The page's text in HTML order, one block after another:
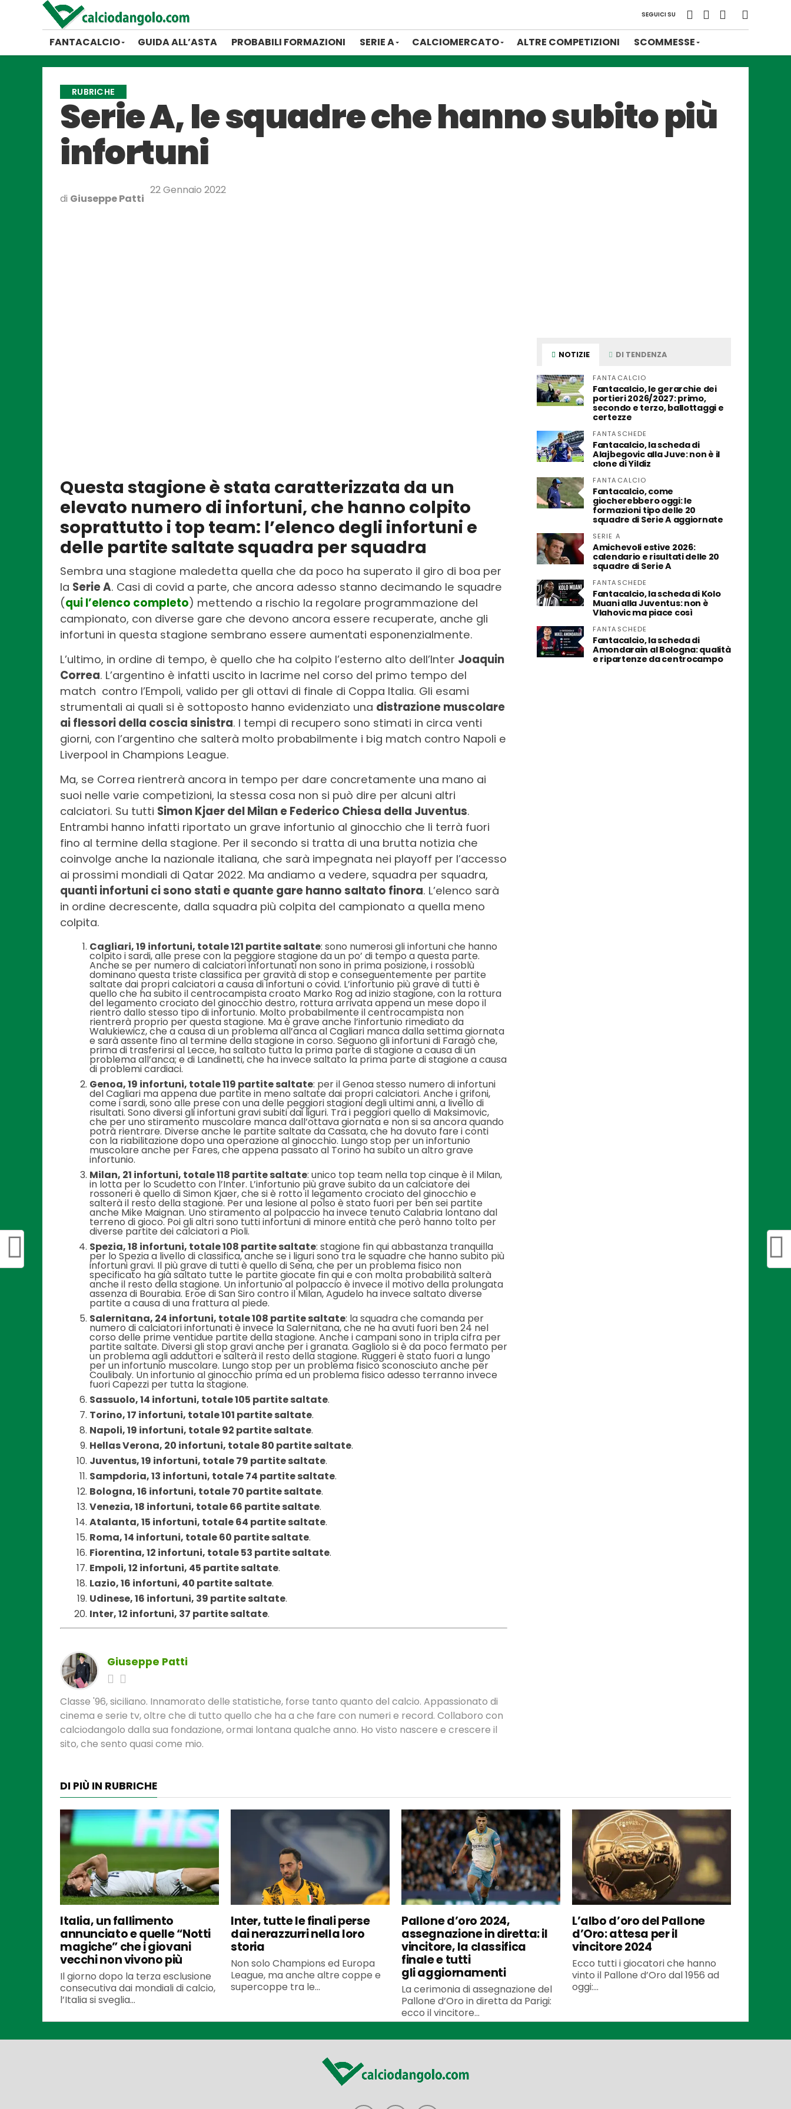
SEGUICI SU
FANTACALCIO GUIDA ALL’ASTA PROBABILI FORMAZIONI SERIE A CALCIOMERCATO ALTRE COMPETIZIONI SCOMMESSE
RUBRICHE
Serie A, le squadre che hanno subito più
infortuni
di Giuseppe Patti
22 Gennaio 2022
Questa stagione è stata caratterizzata da un
elevato numero di infortuni, che hanno colpito
soprattutto i top team: l’elenco degli infortuni e
delle partite saltate squadra per squadra
Sembra una stagione maledetta quella che da poco ha superato il giro di boa per
la Serie A. Casi di covid a parte, che ancora adesso stanno decimando le squadre
(qui l’elenco completo) mettendo a rischio la regolare programmazione del
campionato, con diverse gare che devono ancora essere recuperate, anche gli
infortuni in questa stagione sembrano essere aumentati esponenzialmente.
L’ultimo, in ordine di tempo, è quello che ha colpito l’esterno alto dell’Inter Joaquin
Correa. L’argentino è infatti uscito in lacrime nel corso del primo tempo del
match contro l’Empoli, valido per gli ottavi di finale di Coppa Italia. Gli esami
strumentali ai quali si è sottoposto hanno evidenziato una distrazione muscolare
ai flessori della coscia sinistra. I tempi di recupero sono stimati in circa venti
giorni, con l’argentino che salterà molto probabilmente i big match contro Napoli e
Liverpool in Champions League.
Ma, se Correa rientrerà ancora in tempo per dare concretamente una mano ai
suoi nelle varie competizioni, la stessa cosa non si può dire per alcuni altri
calciatori. Su tutti Simon Kjaer del Milan e Federico Chiesa della Juventus.
Entrambi hanno infatti riportato un grave infortunio al ginocchio che li terrà fuori
fino al termine della stagione. Per il secondo si tratta di una brutta notizia che
coinvolge anche la nazionale italiana, che sarà impegnata nei playoff per l’accesso
ai prossimi mondiali di Qatar 2022. Ma andiamo a vedere, squadra per squadra,
quanti infortuni ci sono stati e quante gare hanno saltato finora. L’elenco sarà
in ordine decrescente, dalla squadra più colpita del campionato a quella meno
colpita.
Cagliari, 19 infortuni, totale 121 partite saltate: sono numerosi gli infortuni che hanno
colpito i sardi, alle prese con la peggiore stagione da un po’ di tempo a questa parte.
Anche se per numero di calciatori infortunati non sono in prima posizione, i rossoblù
dominano questa triste classifica per gravità di stop e conseguentemente per partite
saltate dai propri calciatori a causa di infortuni o covid. L’infortunio più grave di tutti è
quello che ha subito il centrocampista croato Marko Rog ad inizio stagione, con la rottura
del legamento crociato del ginocchio destro, rottura arrivata appena un mese dopo il
rientro dallo stesso tipo di infortunio. Molto probabilmente il centrocampista non
rientrerà proprio per questa stagione. Ma è grave anche l’infortunio rimediato da
Walukiewicz, che a causa di un problema all’anca al Cagliari manca dalla settima giornata
e sarà assente fino al termine della stagione in corso. Seguono gli infortuni di Faragò che,
prima di trasferirsi al Lecce, ha saltato tutta la prima parte di stagione a causa di un
problema all’anca; e di Landinetti, che ha invece saltato la prima parte di stagione a causa
di problemi cardiaci.
Genoa, 19 infortuni, totale 119 partite saltate: per il Genoa stesso numero di infortuni
del Cagliari ma appena due partite in meno saltate dai propri calciatori. Anche i grifoni,
come i sardi, sono alle prese con una delle peggiori stagioni degli ultimi anni, a livello di
risultati. Sono diversi gli infortuni gravi subiti dai liguri. Tra i peggiori quello di Maksimovic,
che per uno stiramento muscolare manca dall’ottava giornata e non si sa ancora quando
potrà rientrare. Diverse anche le partite saltate da Cassata, che ha dovuto fare i conti
con la riabilitazione dopo una operazione al ginocchio. Lungo stop per un infortunio
muscolare anche per Fares, che appena passato al Torino ha subito un altro grave
infortunio.
Milan, 21 infortuni, totale 118 partite saltate: unico top team nella top cinque è il Milan,
in lotta per lo Scudetto con l’Inter. L’infortunio più grave subito da un calciatore dei
rossoneri è quello di Simon Kjaer, che si è rotto il legamento crociato del ginocchio e
salterà il resto della stagione. Per una lesione al polso è stato fuori per ben sei partite
anche Mike Maignan. Uno stiramento al polpaccio ha invece tenuto Calabria lontano dal
terreno di gioco. Poi gli altri sono tutti infortuni di minore entità che però hanno tolto per
diverse partite dei calciatori a Pioli.
Spezia, 18 infortuni, totale 108 partite saltate: stagione fin qui abbastanza tranquilla
per lo Spezia a livello di classifica, anche se i liguri sono tra le squadre che hanno subito più
infortuni gravi. Il più grave di tutti è quello di Sena, che per un problema fisico non
specificato ha già saltato tutte le partite giocate fin qui e con molta probabilità salterà
anche il resto della stagione. Un infortunio al polpaccio è invece il motivo della prolungata
assenza di Bourabia. Eroe di San Siro contro il Milan, Agudelo ha invece saltato diverse
partite a causa di una frattura al piede.
Salernitana, 24 infortuni, totale 108 partite saltate: la squadra che comanda per
numero di calciatori infortunati è invece la Salernitana, che ne ha avuti fuori ben 24 nel
corso delle prime ventidue partite della stagione. Anche i campani sono in tripla cifra per
partite saltate. Diversi gli stop gravi anche per i granata. Gagliolo si è da poco fermato per
un problema agli adduttori e salterà il resto della stagione. Ruggeri è stato fuori a lungo
per un infortunio muscolare. Lungo stop per un problema fisico sconosciuto anche per
Coulibaly. Un infortunio al ginocchio prima ed un problema fisico adesso terranno invece
fuori Capezzi per tutta la stagione.
Sassuolo, 14 infortuni, totale 105 partite saltate.
Torino, 17 infortuni, totale 101 partite saltate.
Napoli, 19 infortuni, totale 92 partite saltate.
Hellas Verona, 20 infortuni, totale 80 partite saltate.
Juventus, 19 infortuni, totale 79 partite saltate.
Sampdoria, 13 infortuni, totale 74 partite saltate.
Bologna, 16 infortuni, totale 70 partite saltate.
Venezia, 18 infortuni, totale 66 partite saltate.
Atalanta, 15 infortuni, totale 64 partite saltate.
Roma, 14 infortuni, totale 60 partite saltate.
Fiorentina, 12 infortuni, totale 53 partite saltate.
Empoli, 12 infortuni, 45 partite saltate.
Lazio, 16 infortuni, 40 partite saltate.
Udinese, 16 infortuni, 39 partite saltate.
Inter, 12 infortuni, 37 partite saltate.
Giuseppe Patti
Classe '96, siciliano. Innamorato delle statistiche, forse tanto quanto del calcio. Appassionato di
cinema e serie tv, oltre che di tutto quello che ha a che fare con numeri e record. Collaboro con
calciodangolo dalla sua fondazione, ormai lontana qualche anno. Ho visto nascere e crescere il
sito, che sento quasi come mio.
NOTIZIE DI TENDENZA
FANTACALCIO
Fantacalcio, le gerarchie dei
portieri 2026/2027: primo,
secondo e terzo, ballottaggi e
certezze
FANTASCHEDE
Fantacalcio, la scheda di
Alajbegovic alla Juve: non è il
clone di Yildiz
FANTACALCIO
Fantacalcio, come
giocherebbero oggi: le
formazioni tipo delle 20
squadre di Serie A aggiornate
SERIE A
Amichevoli estive 2026:
calendario e risultati delle 20
squadre di Serie A
FANTASCHEDE
Fantacalcio, la scheda di Kolo
Muani alla Juventus: non è
Vlahovic ma piace così
FANTASCHEDE
Fantacalcio, la scheda di
Amondarain al Bologna: qualità
e ripartenze da centrocampo
DI PIÙ IN RUBRICHE
Italia, un fallimento
annunciato e quelle “Notti
magiche” che i giovani
vecchi non vivono più
Il giorno dopo la terza esclusione
consecutiva dai mondiali di calcio,
l’Italia si sveglia...
Inter, tutte le finali perse
dai nerazzurri nella loro
storia
Non solo Champions ed Europa
League, ma anche altre coppe e
supercoppe tra le...
Pallone d’oro 2024,
assegnazione in diretta: il
vincitore, la classifica
finale e tutti
gli aggiornamenti
La cerimonia di assegnazione del
Pallone d’Oro in diretta da Parigi:
ecco il vincitore...
L’albo d’oro del Pallone
d’Oro: attesa per il
vincitore 2024
Ecco tutti i giocatori che hanno
vinto il Pallone d’Oro dal 1956 ad
oggi:...